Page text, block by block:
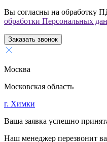
Вы согласны на обработку
обработки Персональных
Заказать звонок
Москва
Московская область
г. Химки
Ваша заявка успешно
Наш менеджер перезвонит